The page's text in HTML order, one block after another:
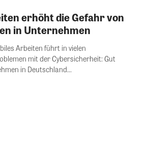
erhöht die Gefahr von
in Unternehmen
Arbeiten führt in vielen
mit der Cybersicherheit: Gut
in Deutschland...